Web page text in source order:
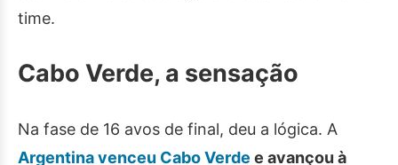
time.
Cabo Verde, a sensação
Na fase de 16 avos de final, deu a lógica. A
Argentina venceu Cabo Verde e avançou à